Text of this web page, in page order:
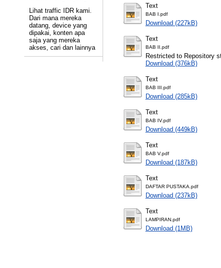
Lihat traffic IDR kami.
Dari mana mereka
datang, device yang
dipakai, konten apa
saja yang mereka
akses, cari dan lainnya
Text
BAB I.pdf
Download (227kB)
Text
BAB II.pdf
Restricted to Repository
Download (376kB)
Text
BAB III.pdf
Download (285kB)
Text
BAB IV.pdf
Download (449kB)
Text
BAB V.pdf
Download (187kB)
Text
DAFTAR PUSTAKA.pdf
Download (237kB)
Text
LAMPIRAN.pdf
Download (1MB)